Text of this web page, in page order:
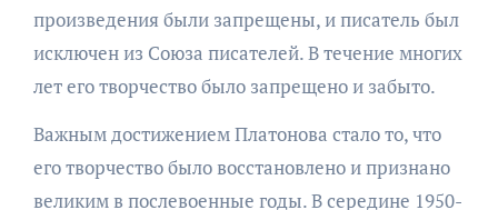
произведения были запрещены, и писатель был
исключен из Союза писателей. В течение многих
лет его творчество было запрещено и забыто.
Важным достижением Платонова стало то, что
его творчество было восстановлено и признано
великим в послевоенные годы. В середине 1950-